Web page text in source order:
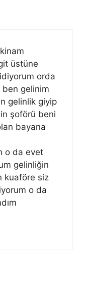
üstüne
orda
ben gelinim
gelinlik giyip
şoförü beni
bayana
o da evet
gelinliğin
kuaföre siz
o da